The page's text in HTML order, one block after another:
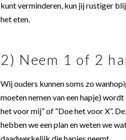
kunt verminderen, kun jij rustiger
het eten.
2) Neem 1 of 2
Wij ouders kunnen soms zo
moeten nemen van een hapje)
het voor mij” of “Doe het voor X”.
hebben we een plan en weten we